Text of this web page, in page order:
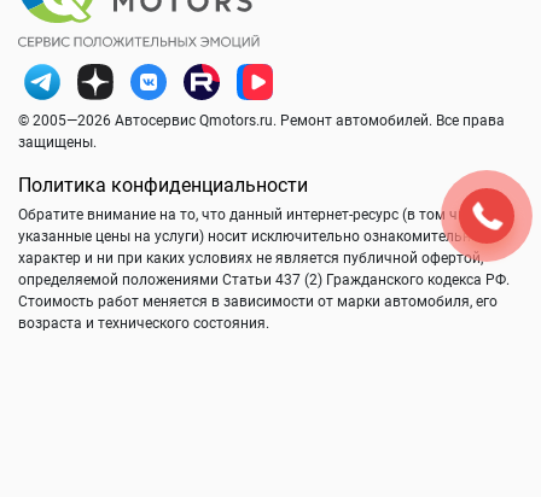
© 2005—2026 Автосервис Qmotors.ru. Ремонт автомобилей. Все права
защищены.
Политика конфиденциальности
Обратите внимание на то, что данный интернет-ресурс (в том числе
указанные цены на услуги) носит исключительно ознакомительный
характер и ни при каких условиях не является публичной офертой,
определяемой положениями Статьи 437 (2) Гражданского кодекса РФ.
Стоимость работ меняется в зависимости от марки автомобиля, его
возраста и технического состояния.